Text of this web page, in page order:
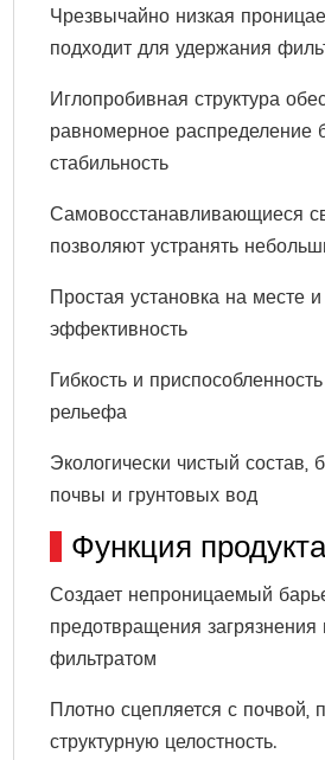
Чрезвычайно низкая
подходит для удержания
Иглопробивная структура
равномерное распределение
стабильность
Самовосстанавливающиеся
позволяют устранять
Простая установка на месте
эффективность
Гибкость и
рельефа
Экологически чистый состав,
почвы и грунтовых вод
Функция
Создает непроницаемый
предотвращения загрязнения
фильтратом
Плотно сцепляется с почвой,
структурную целостность.